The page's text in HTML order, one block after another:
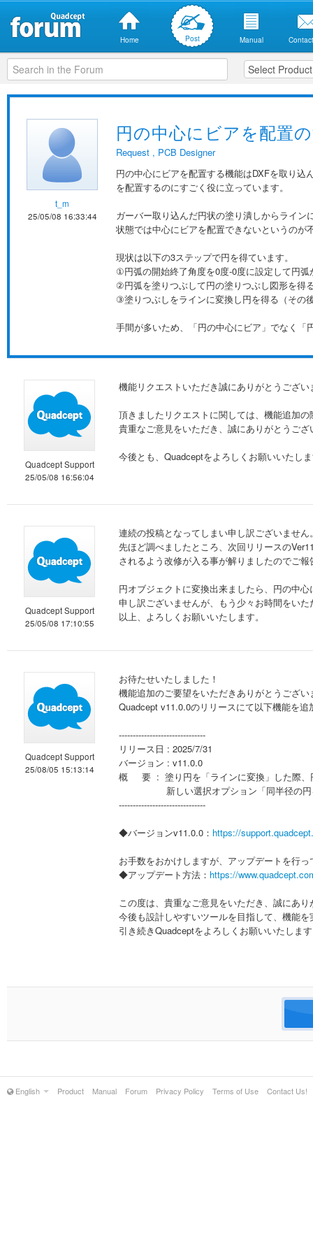
Home Post Manual
t_m
25/05/08 16:33:44
円の中心にビアを配置
Request , PCB Designer
円の中心にビアを配置する機能はDXFを取り
を配置するのにすごく役に立っています。
ガーバー取り込んだ円状の塗り潰しからライ
状態では中心にビアを配置できないというのが
現状は以下の3ステップで円を得ています。
①円弧の開始終了角度を0度-0度に設定して円
②円弧を塗りつぶして円の塗りつぶし図形を得
③塗りつぶしをラインに変換し円を得る（その
手間が多いため、「円の中心にビア」でなく
Quadcept Support
25/05/08 16:56:04
機能リクエストいただき誠にありがとうござい
頂きましたリクエストに関しては、機能追加
貴重なご意見をいただき、誠にありがとうござ
今後とも、Quadceptをよろしくお願いいたし
Quadcept Support
25/05/08 17:10:55
連続の投稿となってしまい申し訳ございません
先ほど調べましたところ、次回リリースの
されるよう改修が入る事が解りましたのでご
円オブジェクトに変換出来ましたら、円の中
申し訳ございませんが、もう少々お時間をい
以上、よろしくお願いいたします。
Quadcept Support
25/08/05 15:13:14
お待たせいたしました！
機能追加のご要望をいただきありがとうござい
Quadcept v11.0.0のリリースにて以下機能を
-------------------------------
リリース日 : 2025/7/31
バージョン : v11.0.0
概 要 : 塗り円を「ラインに変換」した際、
新しい選択オプション「同半径の円を
-------------------------------
◆バージョンv11.0.0： https://
お手数をおかけしますが、アップデートを行
◆アップデート方法： https://
この度は、貴重なご意見をいただき、誠にあ
今後も設計しやすいツールを目指して、機能
引き続きQuadceptをよろしくお願いいたしま
English Product Manual Forum Privacy Policy Terms of Use Contact Us!